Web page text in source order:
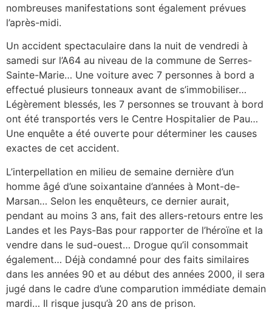
nombreuses manifestations sont également prévues
l’après-midi.
Un accident spectaculaire dans la nuit de vendredi à
samedi sur l’A64 au niveau de la commune de Serres-
Sainte-Marie… Une voiture avec 7 personnes à bord a
effectué plusieurs tonneaux avant de s’immobiliser…
Légèrement blessés, les 7 personnes se trouvant à bord
ont été transportés vers le Centre Hospitalier de Pau…
Une enquête a été ouverte pour déterminer les causes
exactes de cet accident.
L’interpellation en milieu de semaine dernière d’un
homme âgé d’une soixantaine d’années à Mont-de-
Marsan… Selon les enquêteurs, ce dernier aurait,
pendant au moins 3 ans, fait des allers-retours entre les
Landes et les Pays-Bas pour rapporter de l’héroïne et la
vendre dans le sud-ouest… Drogue qu’il consommait
également… Déjà condamné pour des faits similaires
dans les années 90 et au début des années 2000, il sera
jugé dans le cadre d’une comparution immédiate demain
mardi… Il risque jusqu’à 20 ans de prison.